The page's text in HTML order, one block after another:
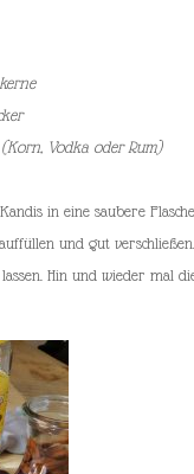
(Korn, Vodka oder Rum)
in eine saubere
und gut verschließen.
Hin und wieder mal